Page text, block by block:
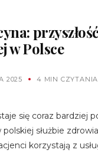
w Polsce
2025
4 MIN CZYTANIA
się coraz bardziej
służbie
korzystają z